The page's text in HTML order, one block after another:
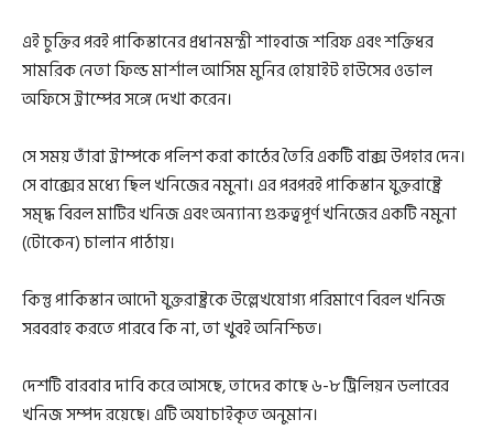
এই চুক্তির পরই পাকিস্তানের প্রধানমন্ত্রী শাহবাজ শরিফ এবং শক্তিধর
সামরিক নেতা ফিল্ড মার্শাল আসিম মুনির হোয়াইট হাউসের ওভাল
অফিসে ট্রাম্পের সঙ্গে দেখা করেন।
সে সময় তাঁরা ট্রাম্পকে পলিশ করা কাঠের তৈরি একটি বাক্স উপহার দেন।
সে বাক্সের মধ্যে ছিল খনিজের নমুনা। এর পরপরই পাকিস্তান যুক্তরাষ্ট্রে
সমৃদ্ধ বিরল মাটির খনিজ এবং অন্যান্য গুরুত্বপূর্ণ খনিজের একটি নমুনা
(টোকেন) চালান পাঠায়।
কিন্তু পাকিস্তান আদৌ যুক্তরাষ্ট্রকে উল্লেখযোগ্য পরিমাণে বিরল খনিজ
সরবরাহ করতে পারবে কি না, তা খুবই অনিশ্চিত।
দেশটি বারবার দাবি করে আসছে, তাদের কাছে ৬-৮ ট্রিলিয়ন ডলারের
খনিজ সম্পদ রয়েছে। এটি অযাচাইকৃত অনুমান।